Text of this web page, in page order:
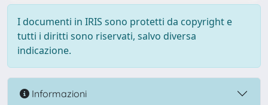
I documenti in IRIS sono protetti da copyright e
tutti i diritti sono riservati, salvo diversa
indicazione.
Informazioni